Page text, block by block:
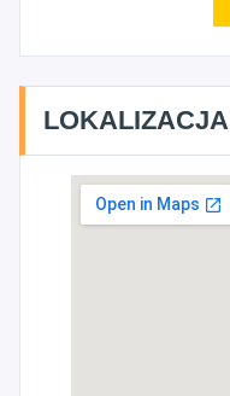
LOKALIZACJA